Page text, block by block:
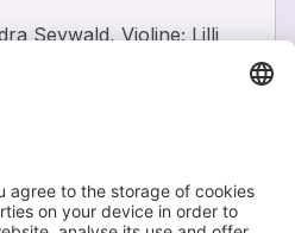
Seywald, Violine; Lilli
Wennäkoski,
Brahms
Künste, Zürich